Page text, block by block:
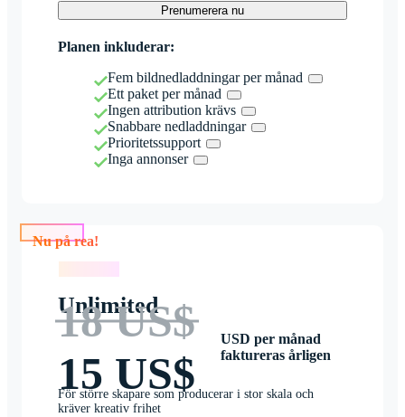
Prenumerera nu
Planen inkluderar:
Fem bildnedladdningar per månad
Ett paket per månad
Ingen attribution krävs
Snabbare nedladdningar
Prioritetssupport
Inga annonser
Nu på rea!
Unlimited
18 US$
15 US$
USD per månad
faktureras årligen
För större skapare som producerar i stor skala och
kräver kreativ frihet